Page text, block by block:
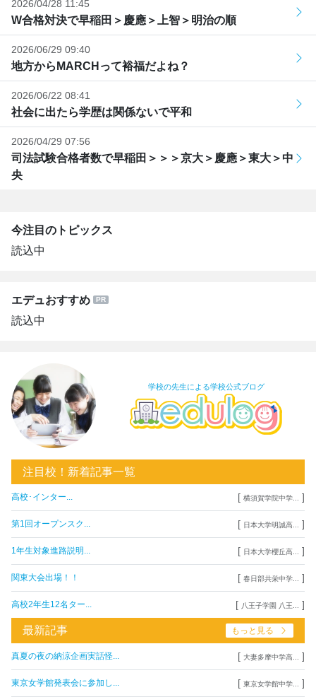
2026/04/28 11:45
W合格対決で早稲田＞慶應＞上智＞明治の順
2026/06/29 09:40
地方からMARCHって裕福だよね？
2026/06/22 08:41
社会に出たら学歴は関係ないで平和
2026/04/29 07:56
司法試験合格者数で早稲田＞＞＞京大＞慶應＞東大＞中
央
今注目のトピックス
読込中
エデュおすすめ
読込中
学校の先生による学校公式ブログ
注目校！新着記事一覧
高校･インター... [ 横須賀学院中学... ]
第1回オープンスク... [ 日本大学明誠高... ]
1年生対象進路説明... [ 日本大学櫻丘高... ]
関東大会出場！！ [ 春日部共栄中学... ]
高校2年生12名ター... [ 八王子学園 八王... ]
最新記事 もっと見る
真夏の夜の納涼企画実話怪... [ 大妻多摩中学高... ]
東京女学館発表会に参加し... [ 東京女学館中学... ]